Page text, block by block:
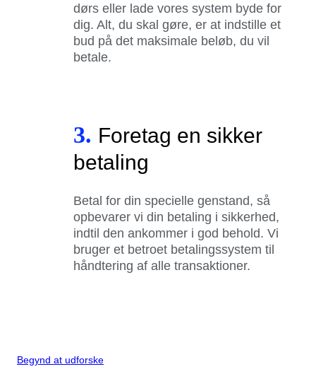
dørs eller lade vores system byde for
dig. Alt, du skal gøre, er at indstille et
bud på det maksimale beløb, du vil
betale.
3. Foretag en sikker
betaling
Betal for din specielle genstand, så
opbevarer vi din betaling i sikkerhed,
indtil den ankommer i god behold. Vi
bruger et betroet betalingssystem til
håndtering af alle transaktioner.
Begynd at udforske